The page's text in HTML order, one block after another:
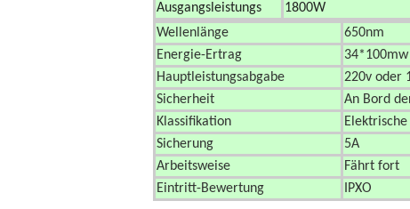
Ausgangsleistungs
1800W
Wellenlänge
650nm
Energie-Ertrag
34*100mw
Hauptleistungsabgabe
220v oder
Sicherheit
An Bord
Klassifikation
Sicherung
5A
Arbeitsweise
Fährt fort
Eintritt-Bewertung
IPXO